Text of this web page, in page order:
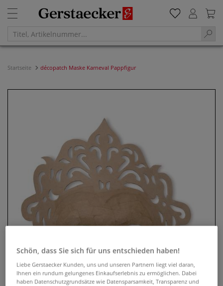
Startseite décopatch Maske Karneval Pappfigur
Schön, dass Sie sich für uns entschieden haben!
Liebe Gerstaecker Kunden, uns und unseren Partnern liegt viel daran,
Ihnen ein rundum gelungenes Einkaufserlebnis zu ermöglichen. Dabei
haben Datenschutzgrundsätze wie Datensparsamkeit, Transparenz und